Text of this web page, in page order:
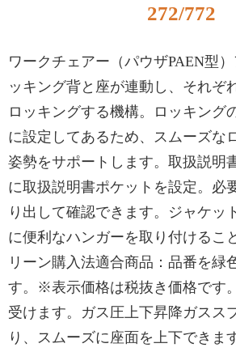
272/772
ワークチェアー（パウザPAEN型
ッキング背と座が連動し、それぞ
ロッキングする機構。ロッキング
に設定してあるため、スムーズな
姿勢をサポートします。取扱説明
に取扱説明書ポケットを設定。必
り出して確認できます。ジャケッ
に便利なハンガーを取り付けるこ
リーン購入法適合商品：品番を緑
す。※表示価格は税抜き価格です
受けます。ガス圧上下昇降ガスス
り、スムーズに座面を上下できま